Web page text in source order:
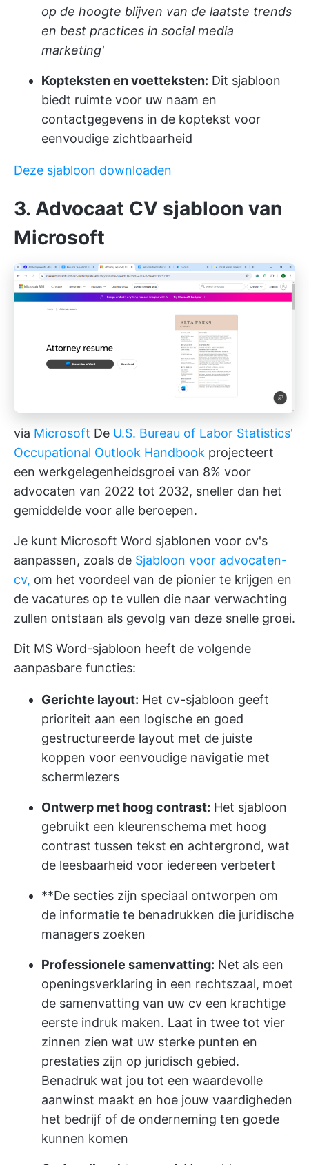
op de hoogte blijven van de laatste trends
en best practices in social media
marketing'
Kopteksten en voetteksten: Dit sjabloon
biedt ruimte voor uw naam en
contactgegevens in de koptekst voor
eenvoudige zichtbaarheid
Deze sjabloon downloaden
3. Advocaat CV sjabloon van
Microsoft
via Microsoft De U.S. Bureau of Labor Statistics'
Occupational Outlook Handbook projecteert
een werkgelegenheidsgroei van 8% voor
advocaten van 2022 tot 2032, sneller dan het
gemiddelde voor alle beroepen.
Je kunt Microsoft Word sjablonen voor cv's
aanpassen, zoals de Sjabloon voor advocaten-
cv, om het voordeel van de pionier te krijgen en
de vacatures op te vullen die naar verwachting
zullen ontstaan als gevolg van deze snelle groei.
Dit MS Word-sjabloon heeft de volgende
aanpasbare functies:
Gerichte layout: Het cv-sjabloon geeft
prioriteit aan een logische en goed
gestructureerde layout met de juiste
koppen voor eenvoudige navigatie met
schermlezers
Ontwerp met hoog contrast: Het sjabloon
gebruikt een kleurenschema met hoog
contrast tussen tekst en achtergrond, wat
de leesbaarheid voor iedereen verbetert
**De secties zijn speciaal ontworpen om
de informatie te benadrukken die juridische
managers zoeken
Professionele samenvatting: Net als een
openingsverklaring in een rechtszaal, moet
de samenvatting van uw cv een krachtige
eerste indruk maken. Laat in twee tot vier
zinnen zien wat uw sterke punten en
prestaties zijn op juridisch gebied.
Benadruk wat jou tot een waardevolle
aanwinst maakt en hoe jouw vaardigheden
het bedrijf of de onderneming ten goede
kunnen komen